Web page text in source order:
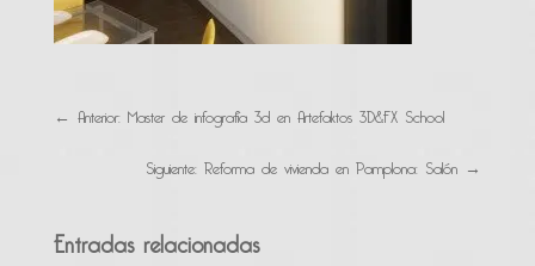
← Anterior: Master de infografía 3d en Artefaktos 3D&FX School
Siguiente: Reforma de vivienda en Pamplona: Salón →
Entradas relacionadas